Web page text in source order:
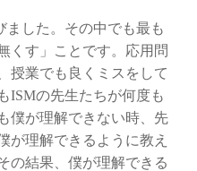
ました。その中でも最も
くす」ことです。応用問
授業でも良くミスをして
ISMの先生たちが何度も
僕が理解できない時、先
が理解できるように教え
の結果、僕が理解できる